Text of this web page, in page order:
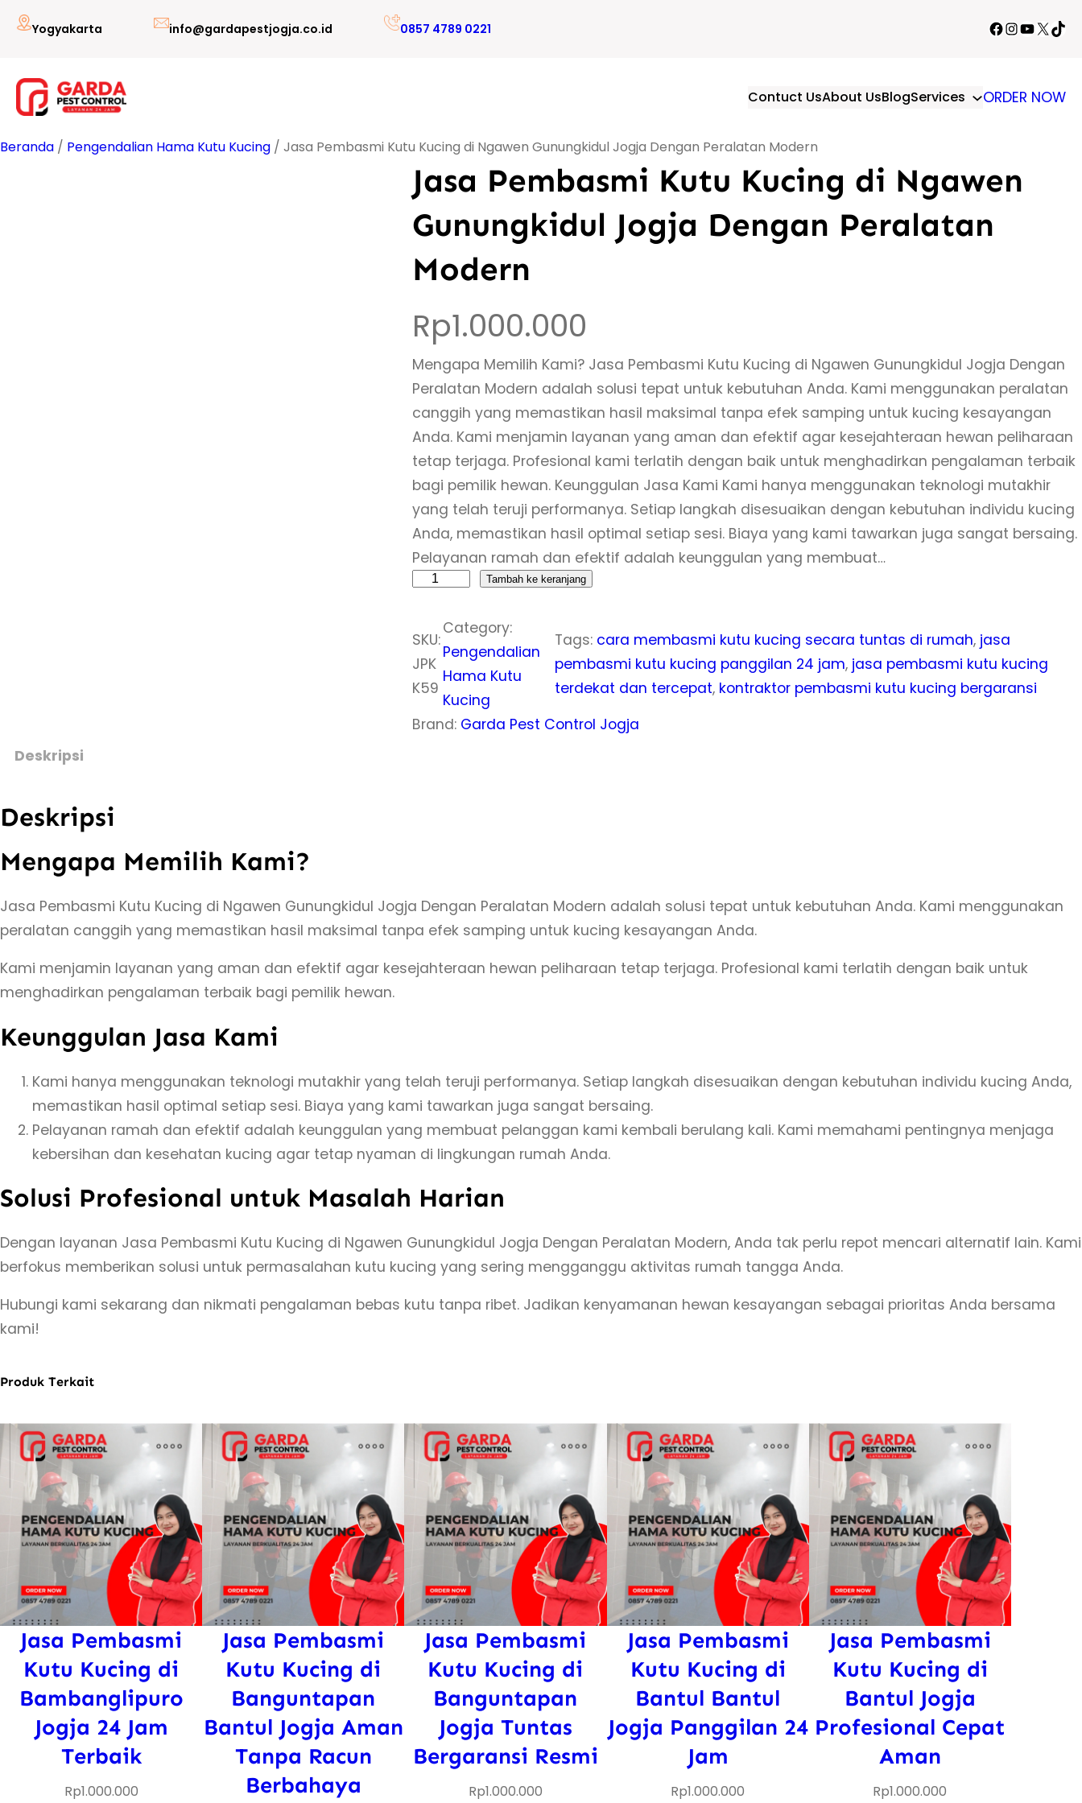
Lewati
Yogyakarta info@gardapestjogja.co.id 0857 4789 0221 Facebook
Instagram
YouTube
X
Contuct UsAbout UsBlogServices ORDER NOW
Beranda / Pengendalian Hama Kutu Kucing / Jasa Pembasmi Kutu Kucing di Ngawen Gunungkidul Jogja Dengan Peralatan Modern
Jasa Pembasmi Kutu Kucing di Ngawen
Gunungkidul Jogja Dengan Peralatan
Modern
Rp1.000.000
Mengapa Memilih Kami? Jasa Pembasmi Kutu Kucing di Ngawen Gunungkidul Jogja Dengan
Peralatan Modern adalah solusi tepat untuk kebutuhan Anda. Kami menggunakan peralatan
canggih yang memastikan hasil maksimal tanpa efek samping untuk kucing kesayangan
Anda. Kami menjamin layanan yang aman dan efektif agar kesejahteraan hewan peliharaan
tetap terjaga. Profesional kami terlatih dengan baik untuk menghadirkan pengalaman terbaik
bagi pemilik hewan. Keunggulan Jasa Kami Kami hanya menggunakan teknologi mutakhir
yang telah teruji performanya. Setiap langkah disesuaikan dengan kebutuhan individu kucing
Anda, memastikan hasil optimal setiap sesi. Biaya yang kami tawarkan juga sangat bersaing.
Pelayanan ramah dan efektif adalah keunggulan yang membuat…
a
n
t
t
b
K
u
t
u
c
g
a
n
Tambah ke keranjang
SKU:
JPK
K59
Category:
Pengendalian
Hama Kutu
Kucing
Tags: cara membasmi kutu kucing secara tuntas di rumah, jasa
pembasmi kutu kucing panggilan 24 jam, jasa pembasmi kutu kucing
terdekat dan tercepat, kontraktor pembasmi kutu kucing bergaransi
Brand: Garda Pest Control Jogja
Deskripsi
Deskripsi
Mengapa Memilih Kami?
Jasa Pembasmi Kutu Kucing di Ngawen Gunungkidul Jogja Dengan Peralatan Modern adalah solusi tepat untuk kebutuhan Anda. Kami menggunakan
peralatan canggih yang memastikan hasil maksimal tanpa efek samping untuk kucing kesayangan Anda.
Kami menjamin layanan yang aman dan efektif agar kesejahteraan hewan peliharaan tetap terjaga. Profesional kami terlatih dengan baik untuk
menghadirkan pengalaman terbaik bagi pemilik hewan.
Keunggulan Jasa Kami
Kami hanya menggunakan teknologi mutakhir yang telah teruji performanya. Setiap langkah disesuaikan dengan kebutuhan individu kucing Anda,
memastikan hasil optimal setiap sesi. Biaya yang kami tawarkan juga sangat bersaing.
Pelayanan ramah dan efektif adalah keunggulan yang membuat pelanggan kami kembali berulang kali. Kami memahami pentingnya menjaga
kebersihan dan kesehatan kucing agar tetap nyaman di lingkungan rumah Anda.
Solusi Profesional untuk Masalah Harian
Dengan layanan Jasa Pembasmi Kutu Kucing di Ngawen Gunungkidul Jogja Dengan Peralatan Modern, Anda tak perlu repot mencari alternatif lain. Kami
berfokus memberikan solusi untuk permasalahan kutu kucing yang sering mengganggu aktivitas rumah tangga Anda.
Hubungi kami sekarang dan nikmati pengalaman bebas kutu tanpa ribet. Jadikan kenyamanan hewan kesayangan sebagai prioritas Anda bersama
kami!
Produk Terkait
Jasa Pembasmi
Kutu Kucing di
Bambanglipuro
Jogja 24 Jam
Terbaik
Rp1.000.000
Jasa Pembasmi
Kutu Kucing di
Banguntapan
Bantul Jogja Aman
Tanpa Racun
Berbahaya
Jasa Pembasmi
Kutu Kucing di
Banguntapan
Jogja Tuntas
Bergaransi Resmi
Rp1.000.000
Jasa Pembasmi
Kutu Kucing di
Bantul Bantul
Jogja Panggilan 24
Jam
Rp1.000.000
Jasa Pembasmi
Kutu Kucing di
Bantul Jogja
Profesional Cepat
Aman
Rp1.000.000